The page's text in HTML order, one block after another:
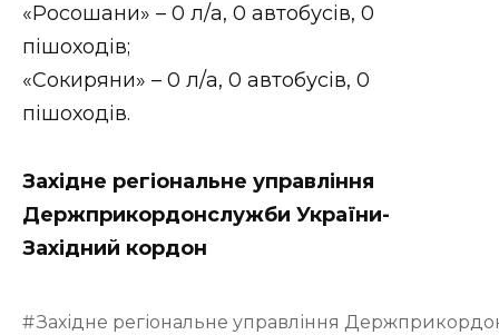
«Росошани» – 0 л/а, 0 автобусів, 0
пішоходів;
«Сокиряни» – 0 л/а, 0 автобусів, 0
пішоходів.
Західне регіональне управління
Держприкордонслужби України-
Західний кордон
Західне регіональне управління